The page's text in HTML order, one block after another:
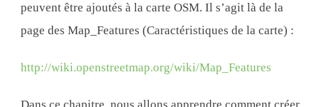
peuvent être ajoutés à la carte OSM. Il s’agit là de la
page des Map_Features (Caractéristiques de la carte) :
http://wiki.openstreetmap.org/wiki/Map_Features